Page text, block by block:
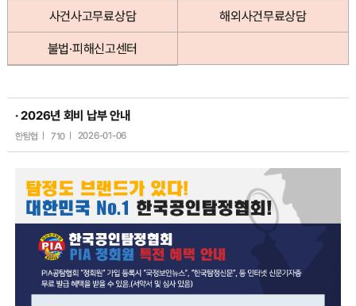
사건사고무료상담 해외사건무료상담
불법·피해신고센터
· 2026년 회비 납부 안내
한탐협 710 2026-01-06